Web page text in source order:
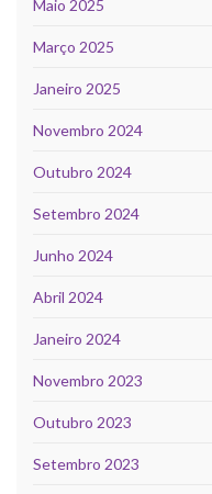
Maio 2025
Março 2025
Janeiro 2025
Novembro 2024
Outubro 2024
Setembro 2024
Junho 2024
Abril 2024
Janeiro 2024
Novembro 2023
Outubro 2023
Setembro 2023